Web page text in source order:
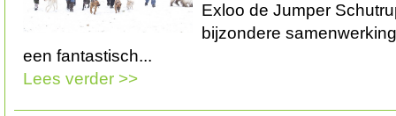
Exloo de Jumper
bijzondere
een fantastisch...
Lees verder >>